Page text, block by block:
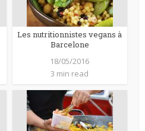
Les nutritionnistes vegans à
Barcelone
18/05/2016
3 min read